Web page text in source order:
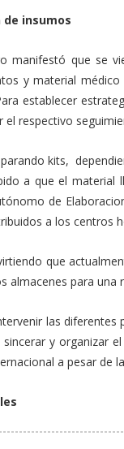
insumos
manifestó que se
y material
establecer
el respectivo
kits,
a que el material
de
a los centros
que
almacenes para una
las
y organizar
a pesar de